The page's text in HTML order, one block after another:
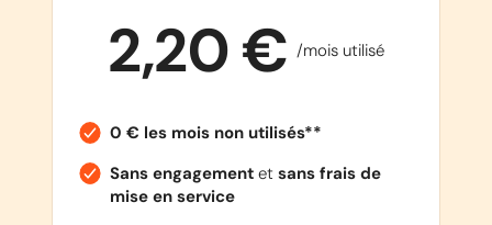
2,20 € /mois utilisé
0 € les mois non utilisés**
Sans engagementet sans frais de
mise en service